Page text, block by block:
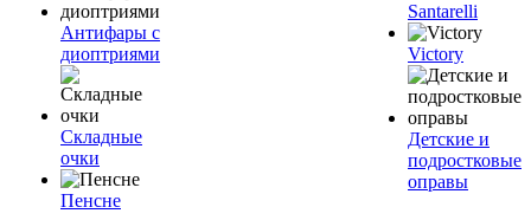
Антифары с
диоптриями
Складные
очки
Пенсне
Santarelli
Victory
Детские и
подростковые
оправы